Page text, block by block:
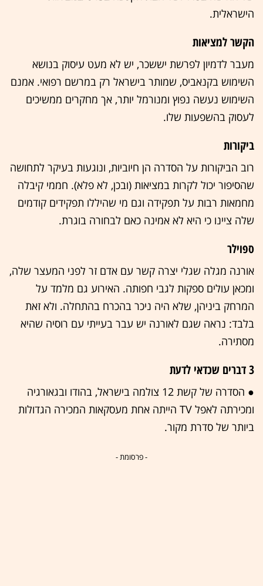
הישראלית.
הקשר למציאות
מעבר לדמיון לפרשת יששכר, יש לא מעט עיסוק בנושא
השימוש בקנאביס, שמותר בישראל רק במרשם רפואי. אמנם
השימוש נעשה נפוץ ומנורמל יותר, אך מחקרים ממשיכים
לעסוק בהשפעות שלו.
ביקורות
רוב הביקורות על הסדרה הן חיוביות, ונוגעות בעיקר לתחושה
שהסיפור יכול לקרות במציאות (ובכן, לא פלא). חממי קיבלה
מחמאות רבות על תפקידה וגם מי שהיללו תפקידים קודמים
שלה ציינו כי היא לא אמינה כאם לבחורה בוגרת.
ספוילר
אורנה מגלה שגלי יצרה קשר עם אדם זר לפני המעצר שלה,
ומכאן עולים ספקות לגבי חפותה. האירוע גם מלמד על
המרחק ביניהן, שלא היה ניכר בהכרח בהתחלה. ולא זאת
בלבד: נראה שגם לאורנה יש עבר בעייתי עם רוסיה שהיא
מסתירה.
3 דברים שכדאי לדעת
● הסדרה של קשת 12 צולמה בישראל, בהודו ובגאורגיה
ומכירתה לאפל TV הייתה אחת מעסקאות המכירה הגדולות
ביותר של סדרת מקור.
- פרסומת -